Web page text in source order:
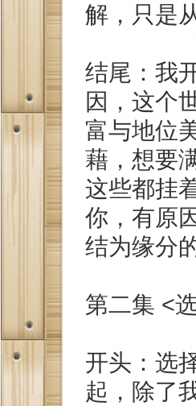
解，只是
结尾：我
因，这个
富与地位
藉，想要
这些都挂
你，有原
结为缘分
第二集 <
开头：选
起，除了